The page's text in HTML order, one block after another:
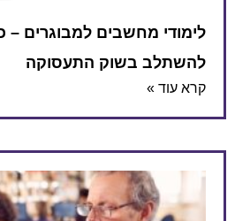
לימודי מחשבים למבוגרים –
להשתלב בשוק התעסוקה
קרא עוד »